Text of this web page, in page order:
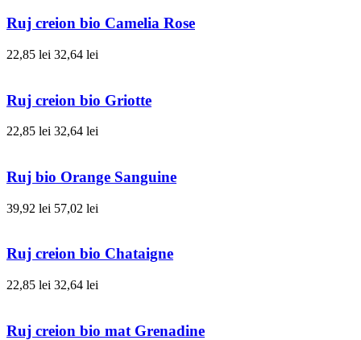
Ruj creion bio Camelia Rose
22,85 lei 32,64 lei
Ruj creion bio Griotte
22,85 lei 32,64 lei
Ruj bio Orange Sanguine
39,92 lei 57,02 lei
Ruj creion bio Chataigne
22,85 lei 32,64 lei
Ruj creion bio mat Grenadine